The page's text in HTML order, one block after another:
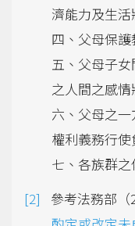
濟能力及生活
四、父母保
五、父母子
之人間之感情
六、父母之
權利義務行使
七、各族群之
參考法務部（